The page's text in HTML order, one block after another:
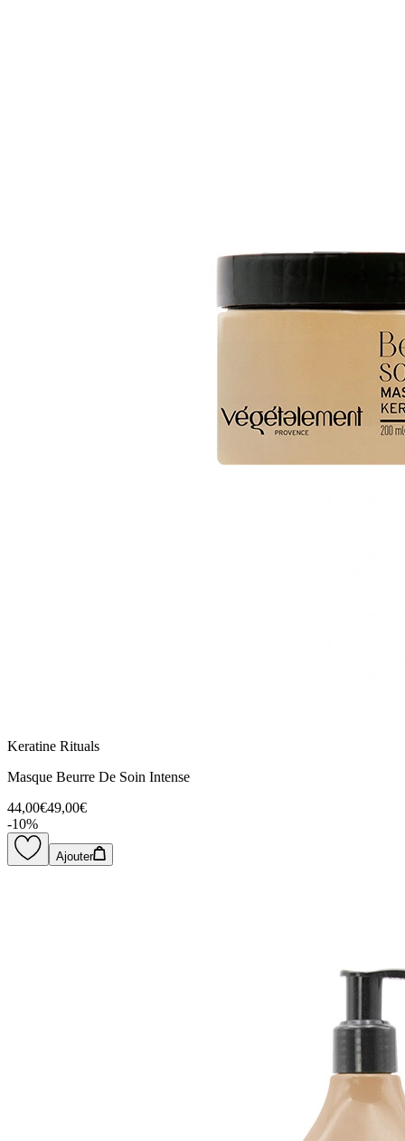
Keratine Rituals
Masque Beurre De Soin Intense
44,00€49,00€
-10%
Ajouter